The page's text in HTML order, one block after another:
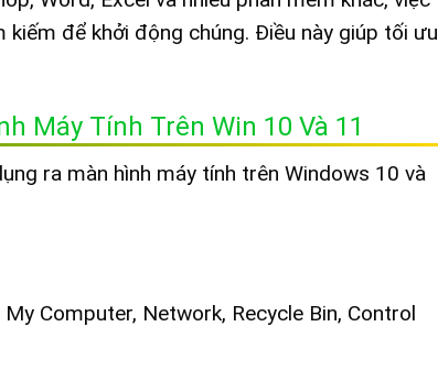
để khởi động chúng. Điều này giúp tối ưu
Máy Tính Trên Win 10 Và 11
ra màn hình máy tính trên Windows 10 và
Computer, Network, Recycle Bin, Control